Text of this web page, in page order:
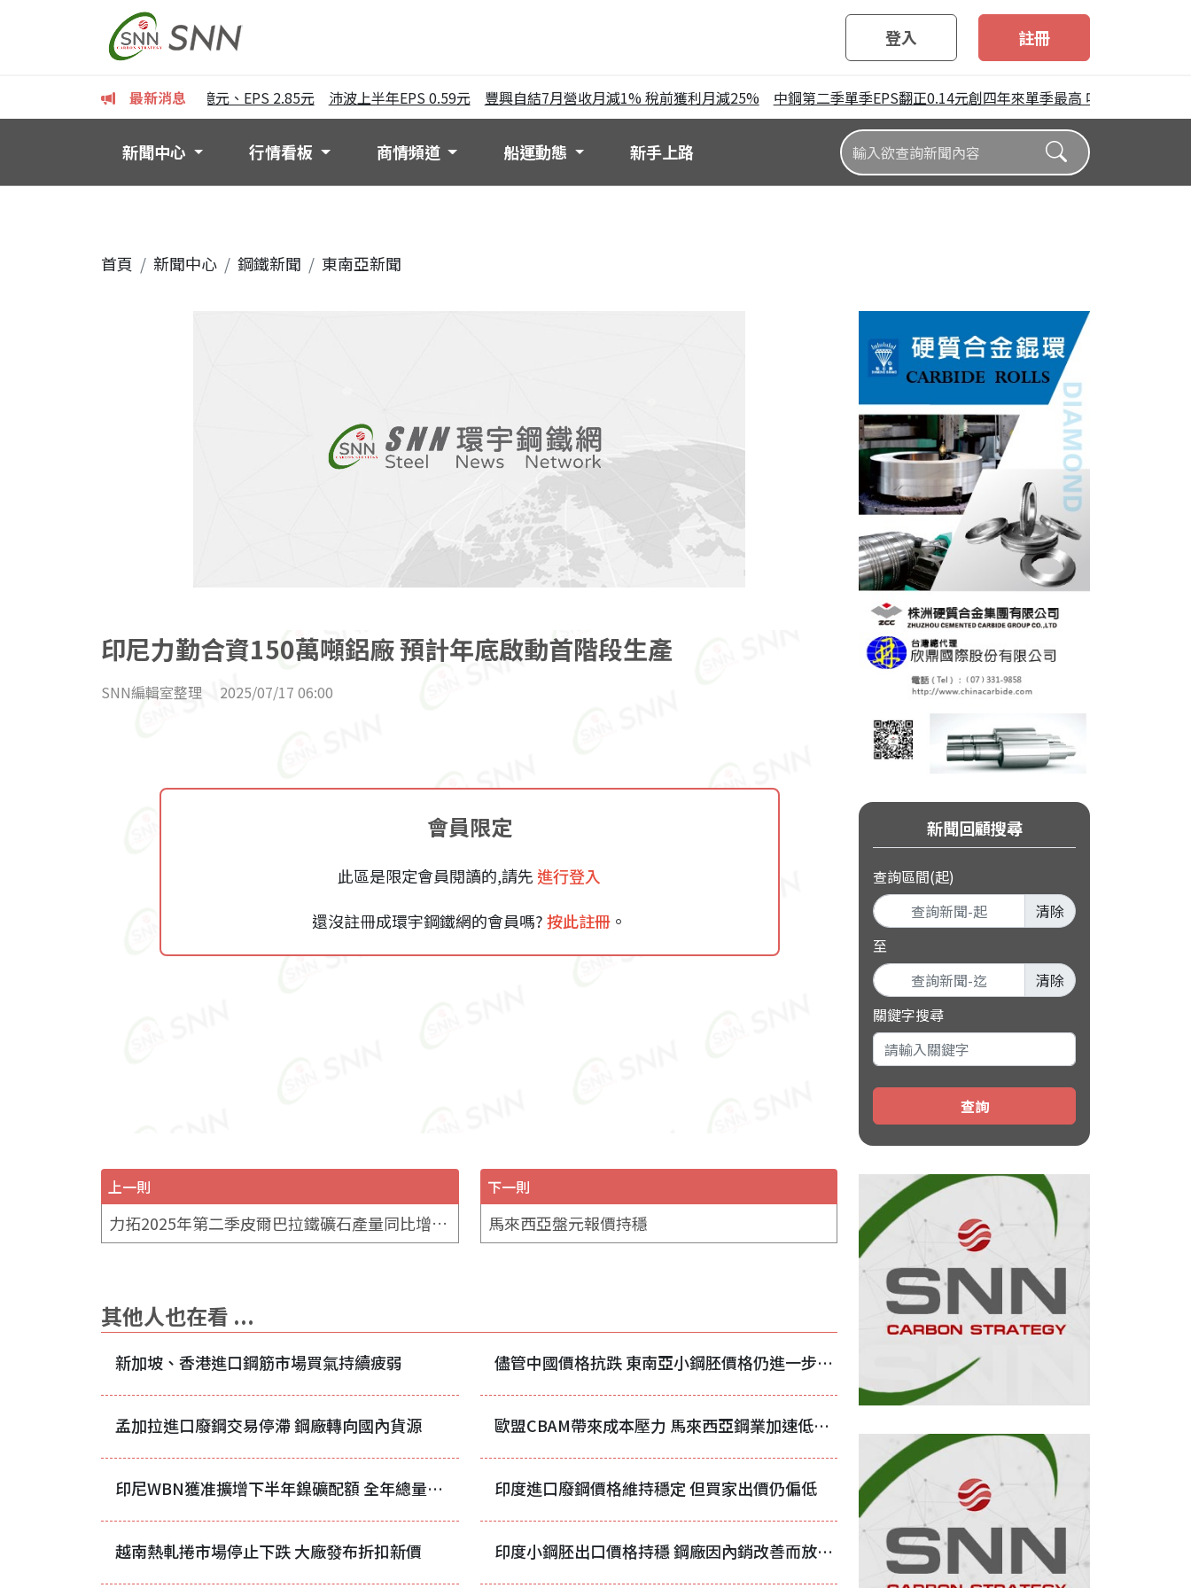
登入 註冊
最新消息
年獲利亮眼 稅後純益125億元、EPS 2.85元 沛波上半年EPS 0.59元 豐興自結7月營收月減1% 稅前獲利月減25% 中鋼第二季單季EPS翻正0.14元創四年來單季最高 唯上半年仍陷虧損
新聞中心 行情看板 商情頻道 船運動態 新手上路
首頁 新聞中心 鋼鐵新聞 東南亞新聞
印尼力勤合資150萬噸鋁廠 預計年底啟動首階段生產
SNN編輯室整理 2025/07/17 06:00
會員限定
此區是限定會員閱讀的,請先 進行登入
還沒註冊成環宇鋼鐵網的會員嗎?按此註冊 。
上一則
力拓2025年第二季皮爾巴拉鐵礦石產量同比增長5%
下一則
馬來西亞盤元報價持穩
其他人也在看 ...
新加坡、香港進口鋼筋市場買氣持續疲弱 儘管中國價格抗跌 東南亞小鋼胚價格仍進一步下修
孟加拉進口廢鋼交易停滯 鋼廠轉向國內貨源 歐盟CBAM帶來成本壓力 馬來西亞鋼業加速低碳轉型
印尼WBN獲准擴增下半年鎳礦配額 全年總量上看3700萬濕噸 印度進口廢鋼價格維持穩定 但買家出價仍偏低
越南熱軋捲市場停止下跌 大廠發布折扣新價 印度小鋼胚出口價格持穩 鋼廠因內銷改善而放緩積極出口步調
新聞回顧搜尋
查詢區間(起)
清除
至
清除
關鍵字搜尋
查詢